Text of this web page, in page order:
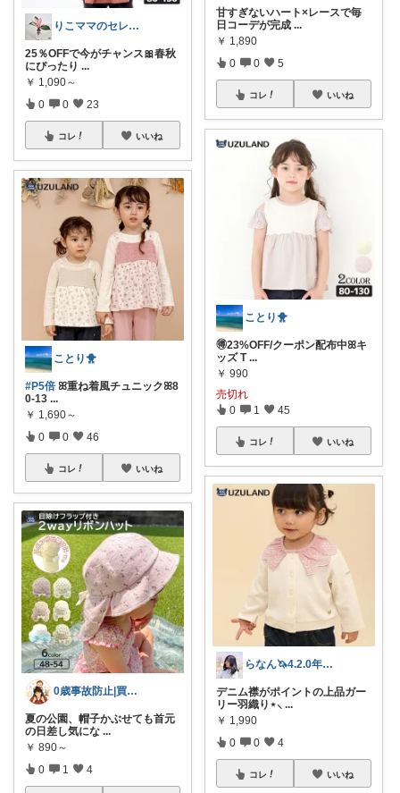
りこママのセレクトROOM
25％OFFで今がチャンス🎀春秋
にぴったり ...
￥ 1,090～
0 0 23
コレ いいね
ことり🐥
#P5倍 ꕤ重ね着風チュニックꕤ8
0-13 ...
￥ 1,690～
0 0 46
コレ いいね
0歳事故防止|買う前メモ｜yoshi
夏の公園、帽子かぶせても首元
の日差し気にな ...
￥ 890～
0 1 4
甘すぎないハート×レースで毎
日コーデが完成 ...
￥ 1,890
0 0 5
コレ いいね
ことり🐥
🉐23%OFF/クーポン配布中ꕤキ
ッズ T ...
￥ 990
売切れ
0 1 45
コレ いいね
らなん🦄4.2.0年子育児
デニム襟がポイントの上品ガー
リー羽織り⋆⸜ ...
￥ 1,990
0 0 4
コレ いいね